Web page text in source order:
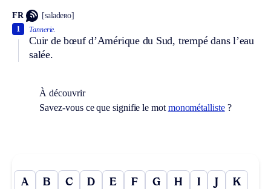
FR [saladeʀo]
Tannerie.
Cuir de bœuf d’Amérique du Sud, trempé dans l’eau
salée.
1
À découvrir
Savez-vous ce que signifie le mot monométalliste?
A B C D E F G H I J K